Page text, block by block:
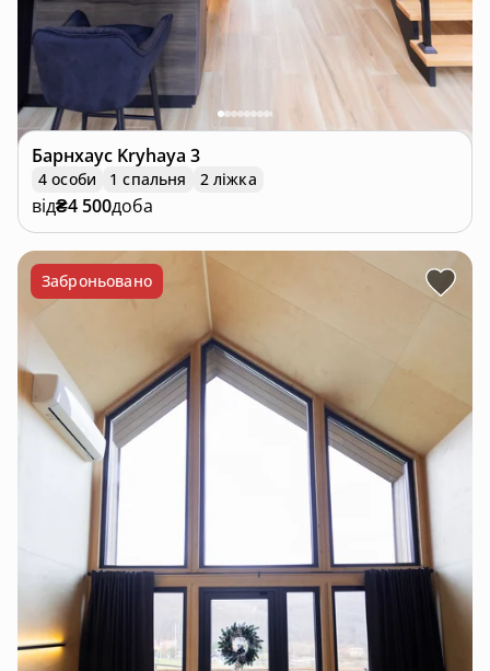
Барнхаус Kryhaya 3
4 особи 1 спальня 2 ліжка
від₴4 500доба
Заброньовано